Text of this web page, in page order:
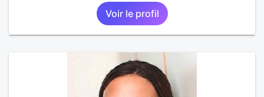
Voir le profil